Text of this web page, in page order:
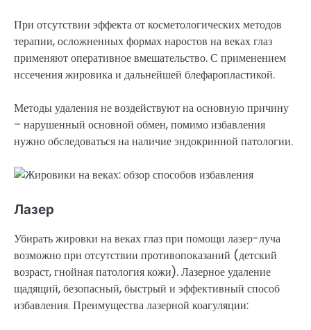
При отсутствии эффекта от косметологических методов
терапии, осложненных формах наростов на веках глаз
применяют оперативное вмешательство. С применением
иссечения жировика и дальнейшей блефаропластикой.
Методы удаления не воздействуют на основную причину
– нарушенный основной обмен, помимо избавления
нужно обследоваться на наличие эндокринной патологии.
Лазер
Убирать жировки на веках глаз при помощи лазер-луча
возможно при отсутствии противопоказаний (детский
возраст, гнойная патология кожи). Лазерное удаление
щадящий, безопасный, быстрый и эффективный способ
избавления. Преимущества лазерной коагуляции: